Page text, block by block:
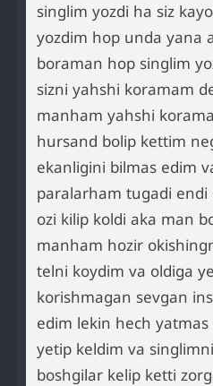
singlim yozdi ha siz
yozdim hop unda yana
boraman hop singlim
sizni yahshi koramam
manham yahshi
hursand bolip kettim
ekanligini bilmas edim
paralarham tugadi endi
ozi kilip koldi aka man
manham hozir
telni koydim va oldiga
korishmagan sevgan
edim lekin hech
yetip keldim va
boshgilar kelip ketti